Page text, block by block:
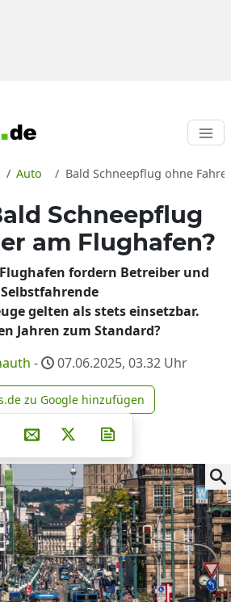
Auto Bald Schneepflug ohne
Schneepflug
am Flughafen?
fordern Betreiber und
gelten als stets einsetzbar.
Jahren zum Standard?
- 07.06.2025, 03.32 Uhr
news.de zu Google
zu Google hinzufügen
Teilen auf Facebook
Teilen auf Whatsapp
Teilen auf Telegram
auf Pinterest
Per E-Mail teilen
Post auf X